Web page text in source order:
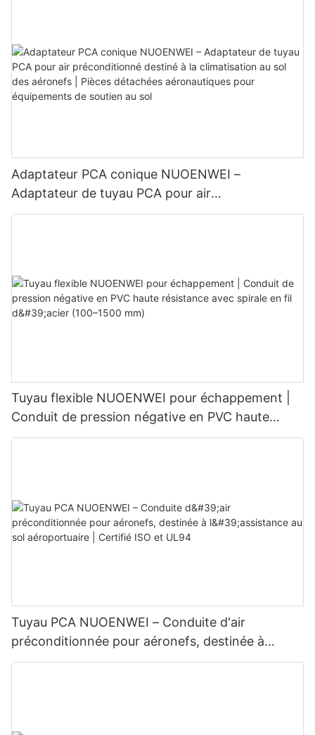
Adaptateur PCA conique NUOENWEI –
Adaptateur de tuyau PCA pour air
préconditionné destiné à la climatisation au sol
Tuyau flexible NUOENWEI pour échappement |
Conduit de pression négative en PVC haute
résistance avec spirale en fil d'acier (100–1500
Tuyau PCA NUOENWEI – Conduite d'air
préconditionnée pour aéronefs, destinée à
l'assistance au sol aéroportuaire | Certifié ISO et